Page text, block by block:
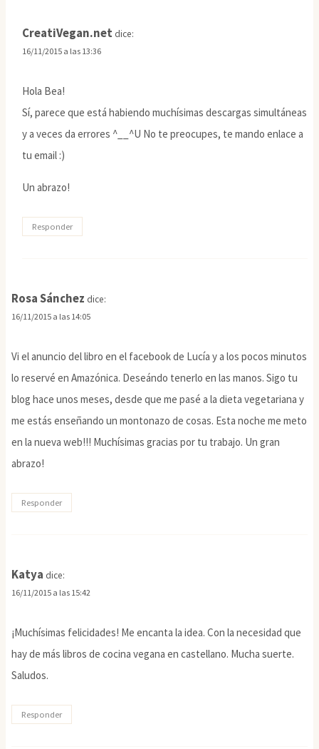
CreatiVegan.net dice:
16/11/2015 a las 13:36
Hola Bea!
Sí, parece que está habiendo muchísimas descargas simultáneas
y a veces da errores ^__^U No te preocupes, te mando enlace a
tu email :)
Un abrazo!
Responder
Rosa Sánchez dice:
16/11/2015 a las 14:05
Vi el anuncio del libro en el facebook de Lucía y a los pocos minutos
lo reservé en Amazónica. Deseándo tenerlo en las manos. Sigo tu
blog hace unos meses, desde que me pasé a la dieta vegetariana y
me estás enseñando un montonazo de cosas. Esta noche me meto
en la nueva web!!! Muchísimas gracias por tu trabajo. Un gran
abrazo!
Responder
Katya dice:
16/11/2015 a las 15:42
¡Muchísimas felicidades! Me encanta la idea. Con la necesidad que
hay de más libros de cocina vegana en castellano. Mucha suerte.
Saludos.
Responder